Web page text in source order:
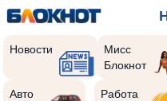
Новости
Мисс
Блокнот
Авто Работа